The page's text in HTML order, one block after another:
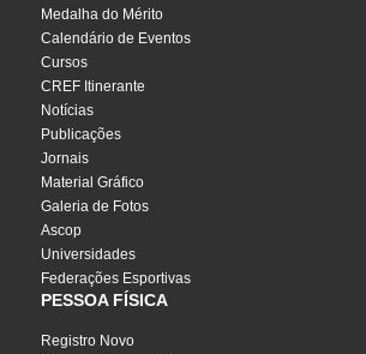
Medalha do Mérito
Calendário de Eventos
Cursos
CREF Itinerante
Notícias
Publicações
Jornais
Material Gráfico
Galeria de Fotos
Ascop
Universidades
Federações Esportivas
PESSOA FÍSICA
Registro Novo